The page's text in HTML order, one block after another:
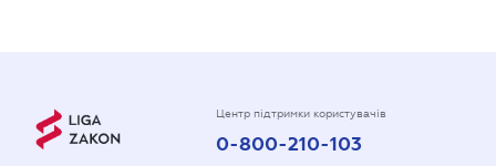
Центр підтримки користувачів
0-800-210-103